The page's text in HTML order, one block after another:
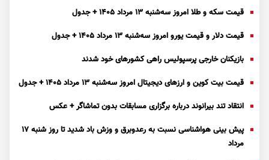
قیمت سکه و طلا امروز سه‌شنبه ۱۳ مرداد ۱۴۰۵ + جدول
قیمت دلار و قیمت یورو امروز سه‌شنبه ۱۳ مرداد ۱۴۰۵ + جدول
بازیکنان خارجی پرسپولیس راهی کشور‌های خود شدند
قیمت بیت کوین و ارز‌های دیجیتال امروز سه‌شنبه ۱۳ مرداد ۱۴۰۵ + جدول
انتقاد تند بیرانوند درباره برگزاری مسابقات بدون تماشاگر + عکس
پیش بینی هواشناسی نسبت به رعدوبرق و وزش باد شدید تا روز شنبه ۱۷
مرداد